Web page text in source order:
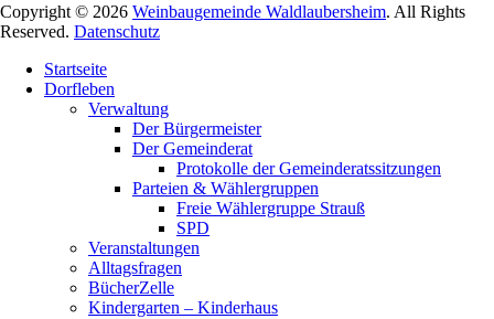
Copyright © 2026 Weinbaugemeinde Waldlaubersheim. All Rights
Reserved. Datenschutz
oben
scrollen
Startseite
Dorfleben
Verwaltung
Der Bürgermeister
Der Gemeinderat
Protokolle der Gemeinderatssitzungen
Parteien & Wählergruppen
Freie Wählergruppe Strauß
SPD
Veranstaltungen
Alltagsfragen
BücherZelle
Kindergarten – Kinderhaus